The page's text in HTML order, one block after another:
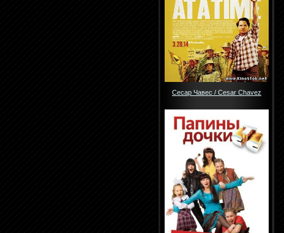
Сесар Чавес / Cesar Chavez